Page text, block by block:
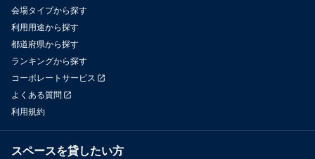
会場タイプから探す
利用用途から探す
都道府県から探す
ランキングから探す
コーポレートサービス
よくある質問
利用規約
スペースを貸したい方